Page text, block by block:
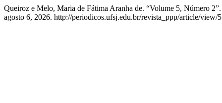
Queiroz e Melo, Maria de Fátima Aranha de. “Volume 5, Número
agosto 6, 2026. http://periodicos.ufsj.edu.br/revista_ppp/article/view/